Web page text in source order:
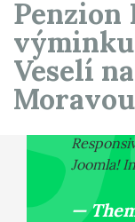
Penzion
Veselí
Moravou
Joomla!